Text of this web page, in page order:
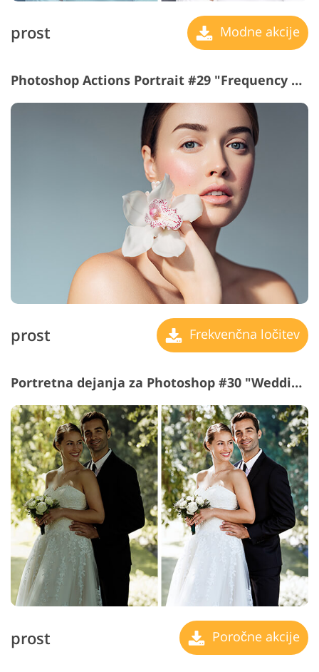
prost Modne akcije
Photoshop Actions Portrait #29 "Frequency Separation"
prost Frekvenčna ločitev
Portretna dejanja za Photoshop #30 "Wedding"
prost Poročne akcije